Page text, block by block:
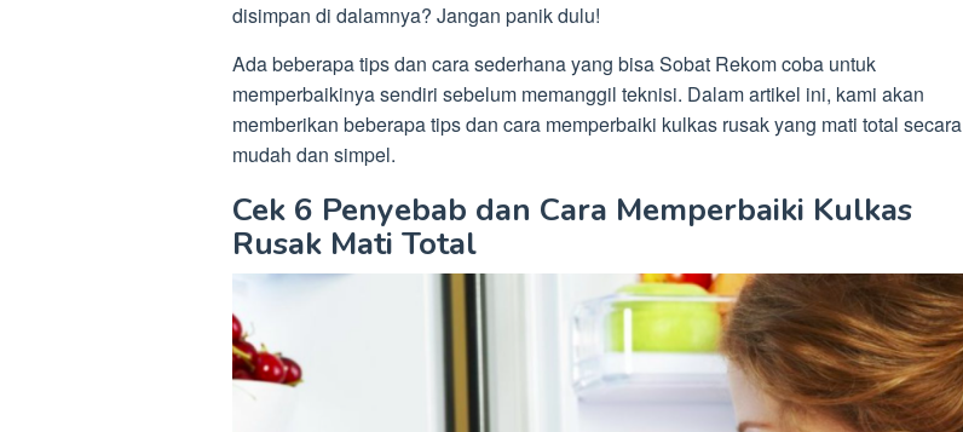
disimpan di dalamnya? Jangan panik dulu!
Ada beberapa tips dan cara sederhana yang bisa Sobat Rekom coba untuk
memperbaikinya sendiri sebelum memanggil teknisi. Dalam artikel ini, kami akan
memberikan beberapa tips dan cara memperbaiki kulkas rusak yang mati total secara
mudah dan simpel.
Cek 6 Penyebab dan Cara Memperbaiki Kulkas
Rusak Mati Total